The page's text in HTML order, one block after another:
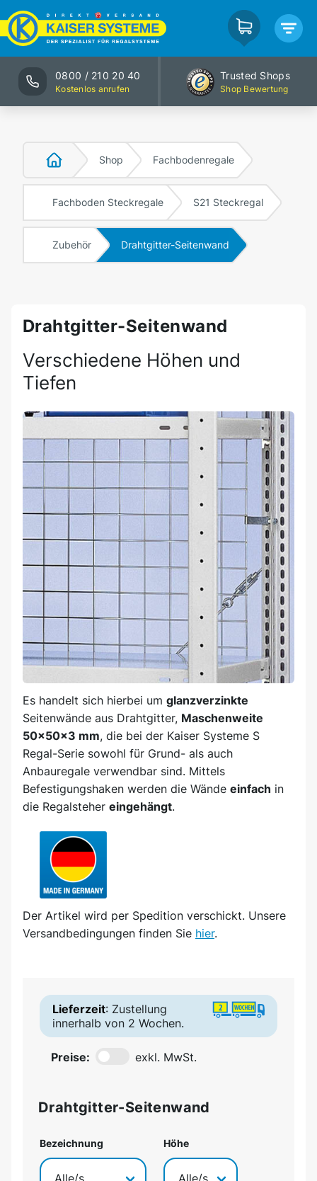
0800 / 210 20 40
Kostenlos anrufen
Trusted Shops
Shop Bewertung
Shop Fachbodenregale
Fachboden Steckregale S21 Steckregal
Zubehör Drahtgitter-Seitenwand
Drahtgitter-Seitenwand
Verschiedene Höhen und
Tiefen
Es handelt sich hierbei um glanzverzinkte
Seitenwände aus Drahtgitter, Maschenweite
50x50x3 mm, die bei der Kaiser Systeme S
Regal-Serie sowohl für Grund- als auch
Anbauregale verwendbar sind. Mittels
Befestigungshaken werden die Wände einfach in
die Regalsteher eingehängt.
Der Artikel wird per Spedition verschickt. Unsere
Versandbedingungen finden Sie hier.
Lieferzeit: Zustellung
innerhalb von 2 Wochen.
Preise: exkl. MwSt.
Drahtgitter-Seitenwand
Bezeichnung Höhe